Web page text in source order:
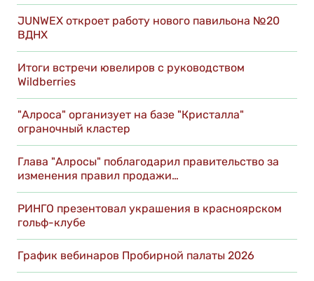
JUNWEX откроет работу нового павильона №20
ВДНХ
Итоги встречи ювелиров с руководством
Wildberries
"Алроса" организует на базе "Кристалла"
ограночный кластер
Глава "Алросы" поблагодарил правительство за
изменения правил продажи…
РИНГО презентовал украшения в красноярском
гольф-клубе
График вебинаров Пробирной палаты 2026